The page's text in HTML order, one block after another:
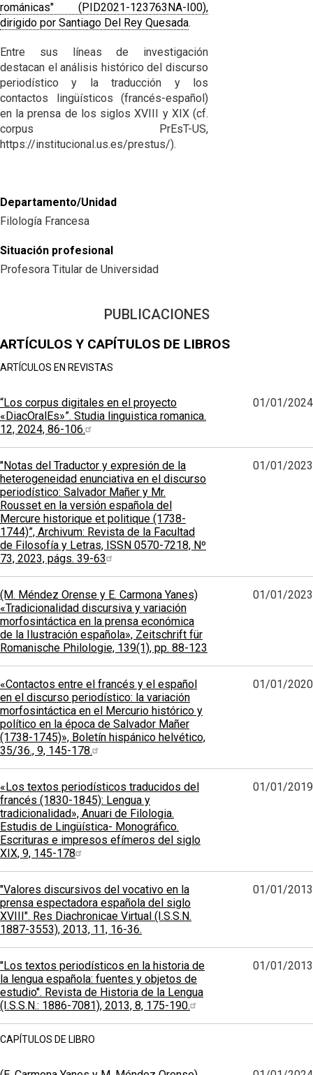
románicas" (PID2021-123763NA-I00),
dirigido por Santiago Del Rey Quesada.
Entre sus líneas de investigación
destacan el análisis histórico del discurso
periodístico y la traducción y los
contactos lingüísticos (francés-español)
en la prensa de los siglos XVIII y XIX (cf.
corpus PrEsT-US,
https://institucional.us.es/prestus/).
Departamento/Unidad
Filología Francesa
Situación profesional
Profesora Titular de Universidad
PUBLICACIONES
ARTÍCULOS Y CAPÍTULOS DE LIBROS
ARTÍCULOS EN REVISTAS
“Los corpus digitales en el proyecto
«DiacOralEs»”. Studia linguistica romanica.
12, 2024, 86-106.
01/01/2024
"Notas del Traductor y expresión de la
heterogeneidad enunciativa en el discurso
periodístico: Salvador Mañer y Mr.
Rousset en la versión española del
Mercure historique et politique (1738-
1744)”, Archivum: Revista de la Facultad
de Filosofía y Letras, ISSN 0570-7218, Nº
73, 2023, págs. 39-63
01/01/2023
(M. Méndez Orense y E. Carmona Yanes)
«Tradicionalidad discursiva y variación
morfosintáctica en la prensa económica
de la Ilustración española», Zeitschrift für
Romanische Philologie, 139(1), pp. 88-123
01/01/2023
«Contactos entre el francés y el español
en el discurso periodístico: la variación
morfosintáctica en el Mercurio histórico y
político en la época de Salvador Mañer
(1738-1745)», Boletín hispánico helvético,
35/36., 9, 145-178.
01/01/2020
«Los textos periodísticos traducidos del
francés (1830-1845): Lengua y
tradicionalidad», Anuari de Filologia.
Estudis de Lingüística- Monográfico.
Escrituras e impresos efímeros del siglo
XIX, 9, 145-178
01/01/2019
"Valores discursivos del vocativo en la
prensa espectadora española del siglo
XVIII". Res Diachronicae Virtual (I.S.S.N.
1887-3553), 2013, 11, 16-36.
01/01/2013
"Los textos periodísticos en la historia de
la lengua española: fuentes y objetos de
estudio". Revista de Historia de la Lengua
(I.S.S.N.: 1886-7081), 2013, 8, 175-190.
01/01/2013
CAPÍTULOS DE LIBRO